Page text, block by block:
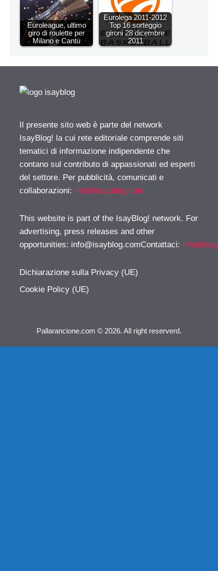
Euroleague, ultimo
giro di roulette per
Milano e Cantù
Eurolega 2011-2012
Top 16 sorteggio
gironi 28 dicembre
2011
Il presente sito web è parte del network
IsayBlog! la cui rete editoriale comprende siti
tematici di informazione indipendente che
contano sul contributo di appassionati ed esperti
del settore. Per pubblicità, comunicati e
collaborazioni: info@isayblog.com
This website is part of the IsayBlog! network. For
advertising, press releases and other
opportunities: info@isayblog.comContattaci:
Dichiarazione sulla Privacy (UE)
Cookie Policy (UE)
Pallarancione.com © 2026. All right reserverd.